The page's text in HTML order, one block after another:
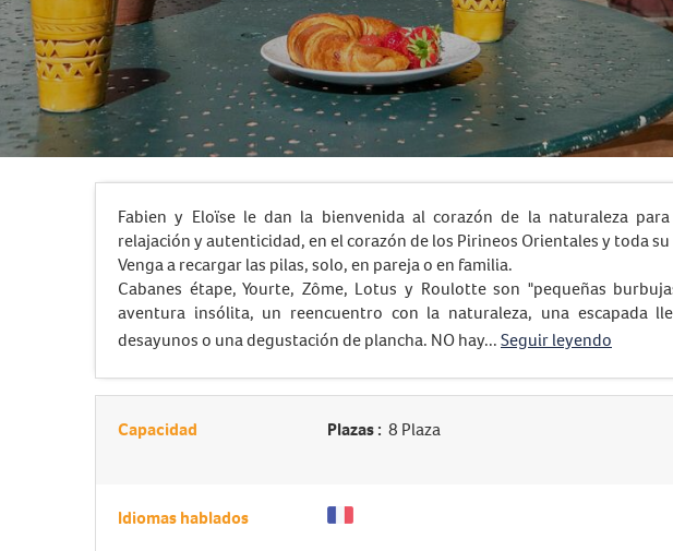
Fabien y Eloïse le dan la bienvenida al corazón de la naturaleza
relajación y autenticidad, en el corazón de los Pirineos Orientales y toda
Venga a recargar las pilas, solo, en pareja o en familia.
Cabanes étape, Yourte, Zôme, Lotus y Roulotte son "pequeñas
aventura insólita, un reencuentro con la naturaleza, una escapada
desayunos o una degustación de plancha. NO hay...Seguir leyendo
Capacidad Plazas : 8 Plaza
Idiomas hablados